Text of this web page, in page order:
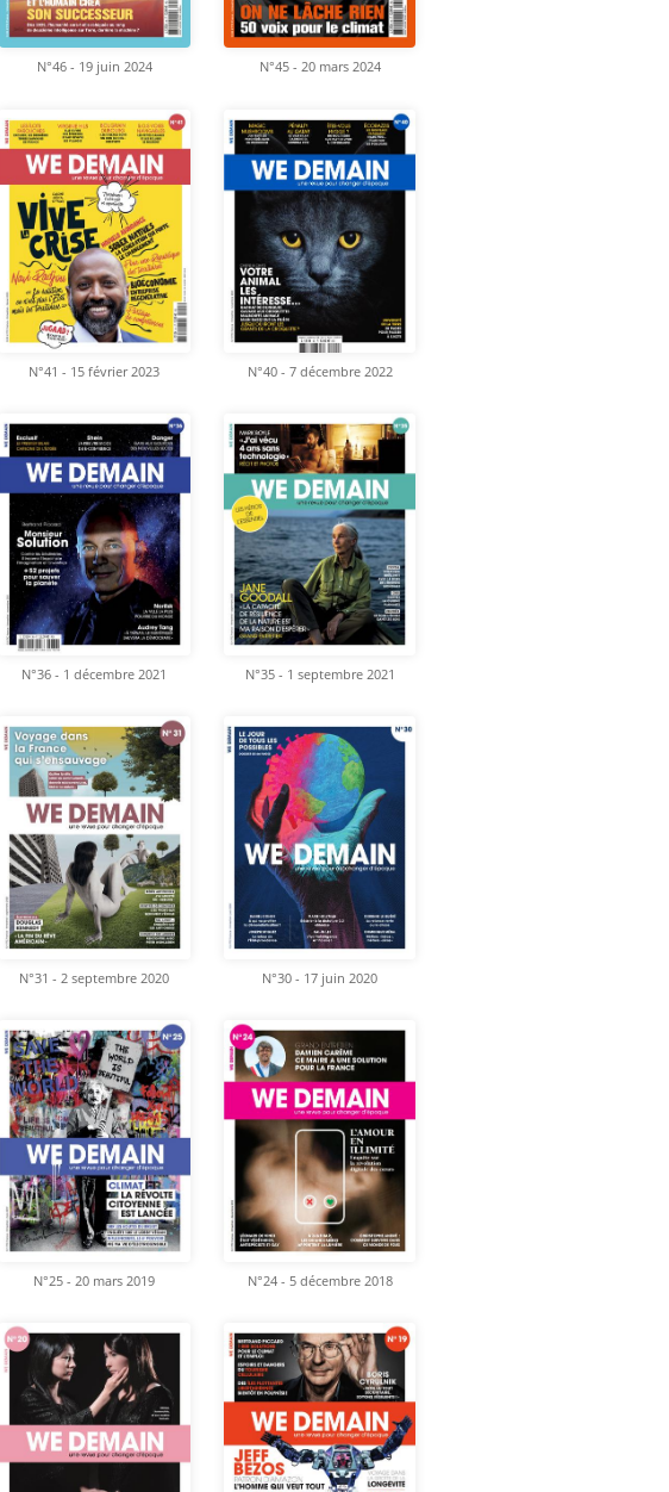
N°46 - 19 juin 2024 N°45 - 20 mars 2024
N°41 - 15 février 2023 N°40 - 7 décembre 2022
N°36 - 1 décembre 2021 N°35 - 1 septembre 2021
N°31 - 2 septembre 2020 N°30 - 17 juin 2020
N°25 - 20 mars 2019 N°24 - 5 décembre 2018